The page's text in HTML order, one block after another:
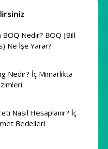
BOQ Nedir? BOQ (Bill
Ne İşe Yarar?
Nedir? İç Mimarlıkta
Nasıl Hesaplanır? İç
Bedelleri